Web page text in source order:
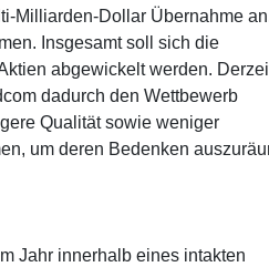
Milliarden-Dollar Übernahme
Insgesamt soll sich die
abgewickelt werden.
dadurch den Wettbewerb
Qualität sowie weniger
um deren Bedenken
Jahr innerhalb eines intakten